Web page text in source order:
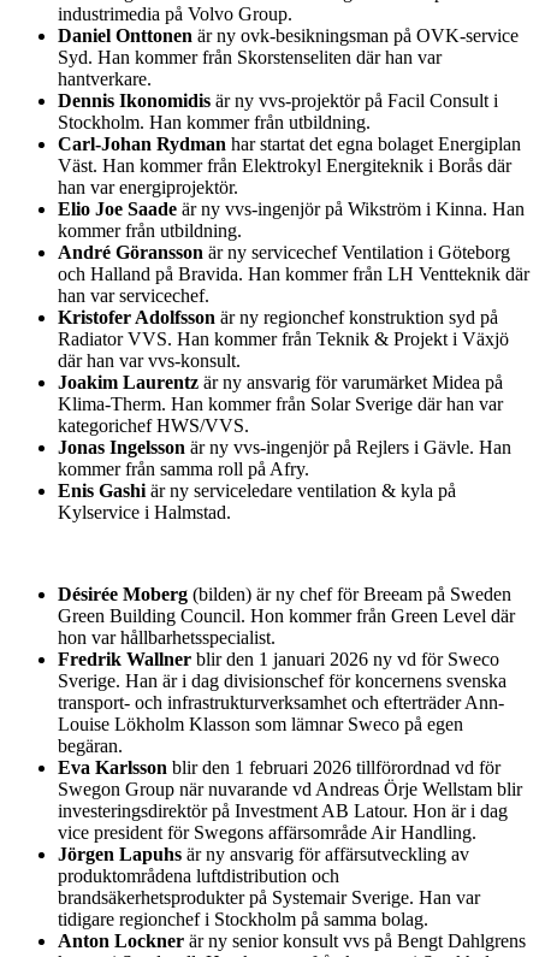
industrimedia på Volvo Group.
Daniel Onttonen är ny ovk-besikningsman på OVK-service
Syd. Han kommer från Skorstenseliten där han var
hantverkare.
Dennis Ikonomidis är ny vvs-projektör på Facil Consult i
Stockholm. Han kommer från utbildning.
Carl-Johan Rydman har startat det egna bolaget Energiplan
Väst. Han kommer från Elektrokyl Energiteknik i Borås där
han var energiprojektör.
Elio Joe Saade är ny vvs-ingenjör på Wikström i Kinna. Han
kommer från utbildning.
André Göransson är ny servicechef Ventilation i Göteborg
och Halland på Bravida. Han kommer från LH Ventteknik där
han var servicechef.
Kristofer Adolfsson är ny regionchef konstruktion syd på
Radiator VVS. Han kommer från Teknik & Projekt i Växjö
där han var vvs-konsult.
Joakim Laurentz är ny ansvarig för varumärket Midea på
Klima-Therm. Han kommer från Solar Sverige där han var
kategorichef HWS/VVS.
Jonas Ingelsson är ny vvs-ingenjör på Rejlers i Gävle. Han
kommer från samma roll på Afry.
Enis Gashi är ny serviceledare ventilation & kyla på
Kylservice i Halmstad.
Désirée Moberg (bilden) är ny chef för Breeam på Sweden
Green Building Council. Hon kommer från Green Level där
hon var hållbarhetsspecialist.
Fredrik Wallner blir den 1 januari 2026 ny vd för Sweco
Sverige. Han är i dag divisionschef för koncernens svenska
transport- och infrastrukturverksamhet och efterträder Ann-
Louise Lökholm Klasson som lämnar Sweco på egen
begäran.
Eva Karlsson blir den 1 februari 2026 tillförordnad vd för
Swegon Group när nuvarande vd Andreas Örje Wellstam blir
investeringsdirektör på Investment AB Latour. Hon är i dag
vice president för Swegons affärsområde Air Handling.
Jörgen Lapuhs är ny ansvarig för affärsutveckling av
produktområdena luftdistribution och
brandsäkerhetsprodukter på Systemair Sverige. Han var
tidigare regionchef i Stockholm på samma bolag.
Anton Lockner är ny senior konsult vvs på Bengt Dahlgrens